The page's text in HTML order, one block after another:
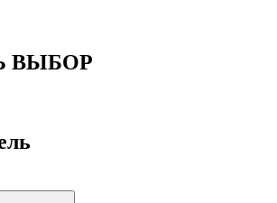
ВЫБОР